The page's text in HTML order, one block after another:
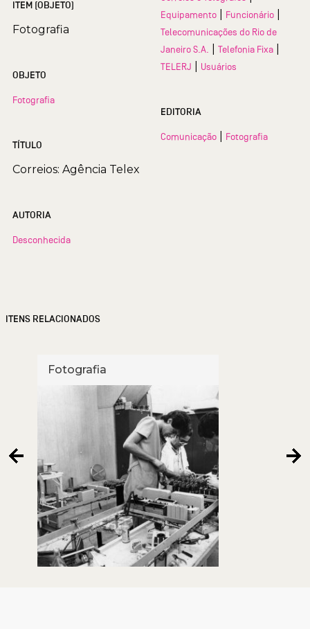
ITEM (OBJETO)
Fotografia
OBJETO
Fotografia
TÍTULO
Correios: Agência Telex
AUTORIA
Desconhecida
Equipamento Funcionário
Telecomunicações do Rio de
Janeiro S.A.
Telefonia Fixa
TELERJ Usuários
EDITORIA
Comunicação Fotografia
ITENS RELACIONADOS
Fotografia